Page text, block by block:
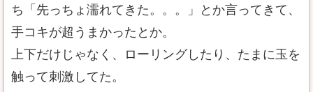
ち「先っちょ濡れてきた。。。」とか言ってきて、
手コキが超うまかったとか。
上下だけじゃなく、ローリングしたり、たまに玉を
触って刺激してた。